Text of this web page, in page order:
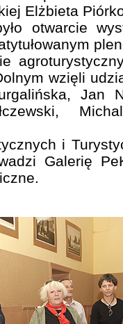
Elżbieta
otwarcie
wzięli
Jan
i
Galerię